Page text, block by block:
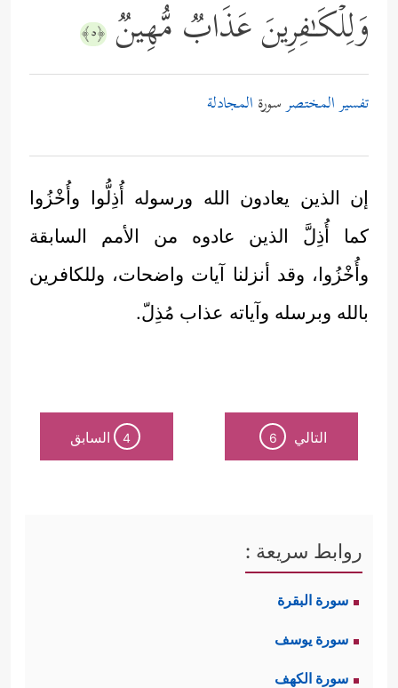
وَلِلۡكَـٰفِرِینَ عَذَابࣱ مُّهِینࣱ ﴿٥﴾
تفسير المختصرسورة المجادلة
إن الذين يعادون الله ورسوله أُذِلُّوا وأُخْزُوا
كما أُذِلَّ الذين عادوه من الأمم السابقة
وأُخْزُوا، وقد أنزلنا آيات واضحات، وللكافرين
بالله وبرسله وآياته عذاب مُذِلّ.
التالي 6
4 السابق
روابط سريعة :
سورة البقرة
سورة يوسف
سورة الكهف